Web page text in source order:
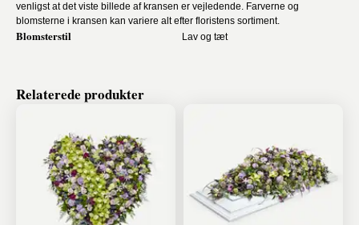
venligst at det viste billede af kransen er vejledende. Farverne og
blomsterne i kransen kan variere alt efter floristens sortiment.
Blomsterstil Lav og tæt
Relaterede produkter